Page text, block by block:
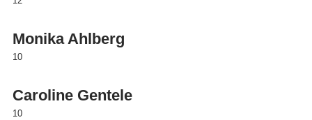
Monika Ahlberg
10
Caroline Gentele
10